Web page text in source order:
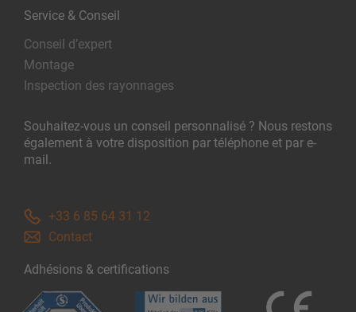
Service & Conseil
Conseil d’expert
Montage
Inspection des rayonnages
Souhaitez-vous un conseil personnalisé ? Nous restons
également à votre disposition par téléphone et par e-
mail.
+33 6 85 64 31 12
Contact
Adhésions & certifications